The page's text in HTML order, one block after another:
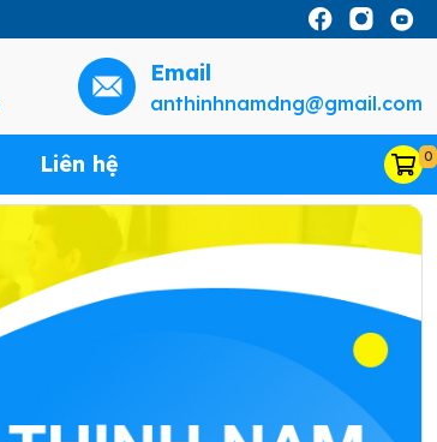
Email
anthinhnamdng@gmail.com
Liên hệ 0